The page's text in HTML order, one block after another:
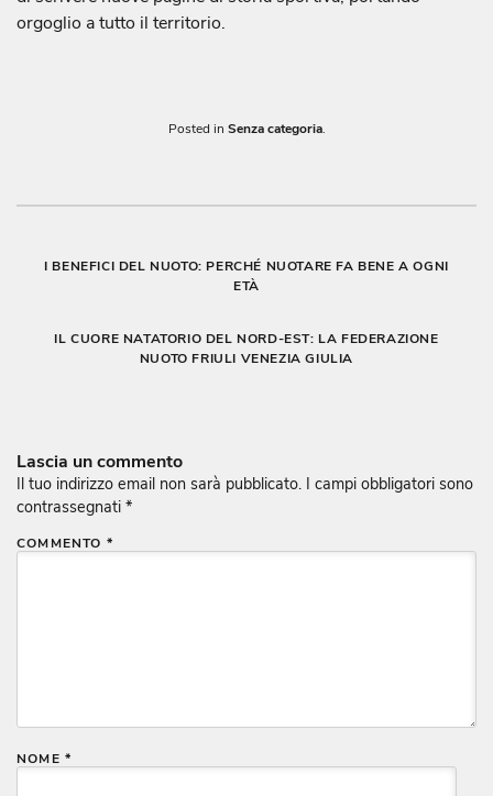
orgoglio a tutto il territorio.
Posted in Senza categoria.
Navigazione
I BENEFICI DEL NUOTO: PERCHÉ NUOTARE FA BENE A OGNI
ETÀ
IL CUORE NATATORIO DEL NORD-EST: LA FEDERAZIONE
NUOTO FRIULI VENEZIA GIULIA
Lascia un commento
Il tuo indirizzo email non sarà pubblicato. I campi obbligatori sono
contrassegnati *
COMMENTO *
NOME *